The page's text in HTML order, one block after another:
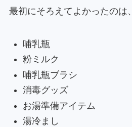
最初にそろえてよかったのは、
哺乳瓶
粉ミルク
哺乳瓶ブラシ
消毒グッズ
お湯準備アイテム
湯冷まし